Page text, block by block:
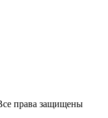
права защищены